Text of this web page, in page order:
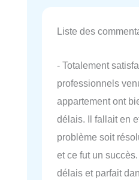
Liste des
- Totalement
professionnels
appartement ont
délais. Il fallait en
problème soit
et ce fut un
délais et parfait